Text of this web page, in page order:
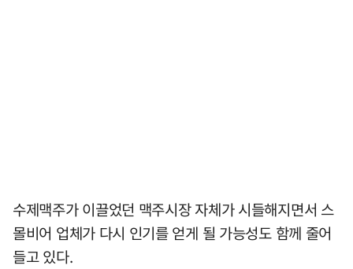
수제맥주가 이끌었던 맥주시장 자체가 시들해지면서 스
몰비어 업체가 다시 인기를 얻게 될 가능성도 함께 줄어
들고 있다.